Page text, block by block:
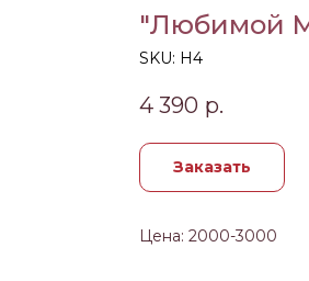
"Любимой
SKU: Н4
4 390 р.
Заказать
Цена: 2000-3000